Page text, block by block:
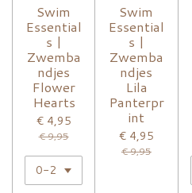
Swim
Essential
s |
Zwemba
ndjes
Flower
Hearts
€ 4,95
€ 9,95
Swim
Essential
s |
Zwemba
ndjes
Lila
Panterpr
int
€ 4,95
€ 9,95